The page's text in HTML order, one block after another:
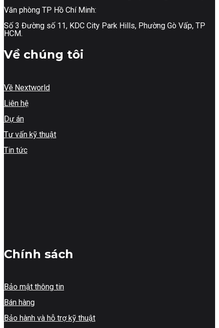
Văn phòng TP Hồ Chí Minh:
Số 3 Đường số 11, KDC City Park Hills, Phường Gò Vấp, TP
HCM.
Về chúng tôi
Về Nextworld
Liên hệ
Dự án
Tư vấn kỹ thuật
Tin tức
Chính sách
Bảo mật thông tin
Bán hàng
Bảo hành và hỗ trợ kỹ thuật